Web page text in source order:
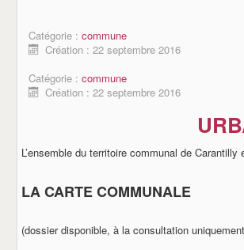
Catégorie : commune
Création : 22 septembre 2016
Catégorie : commune
Création : 22 septembre 2016
L’ensemble du territoire communal de
LA CARTE COMMUNALE
(dossier disponible, à la consultation